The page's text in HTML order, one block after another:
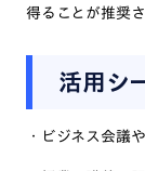
得ることが推奨さ
活用シ
・ビジネス会議